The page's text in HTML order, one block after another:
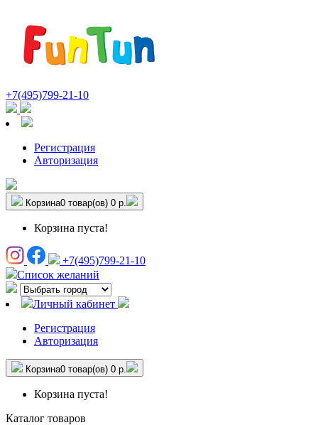
+7(495)799-21-10
Регистрация
Авторизация
Корзина0 товар(ов) 0 р.
Корзина пуста!
+7(495)799-21-10
Список желаний
Личный кабинет
Регистрация
Авторизация
Корзина0 товар(ов) 0 р.
Корзина пуста!
Каталог товаров